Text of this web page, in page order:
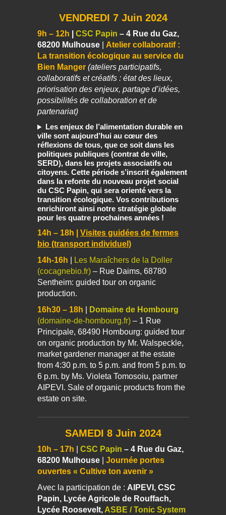
VENDREDI 7 Juin 2024
9h – 12h CSC Papin – 4 Rue du Gaz,
68200 Mulhouse
Atelier collaboratif :
La transition écologique au service du
Bien Manger (ateliers participatifs,
collaboratifs et créatifs : état des lieux,
priorisation des enjeux, partage d’idées,
possibilités de collaboration et de
partenariat)
Les enjeux de l’alimentation durable en
ville sont aujourd’hui au cœur des
réflexions de tous, que ce soit dans les
politiques publiques (contrat de ville,
SERD), dans les projets associatifs ou
citoyens. Cette période s’inscrit également
dans la refonte du nouveau projet social
du CSC Papin, qui sera orienté vers la
transition écologique. Vos contributions
enrichiront ainsi notre stratégie globale
pour les quatre prochaines années !
14h – 18h | Visites guidées de fermes
bio (transport individuel)
14h-16h
Les Maraîchers de la Doller
(cocagnebio.fr) – Rue Daims, 68780
Sentheim: guided tour on organic
production.
16h30 – 18h
Domaine de Hombourg
(domaine-de-hombourg.fr) – 1 Rue
Principale, 68490 Hombourg: guided tour
on organic production by Mr. Walspeckle,
market gardener manager at the estate
from 4:30 p.m. to 5 p.m. and from 5 p.m. to
6 p.m. by Ms. Violeta Tomosoiu, partner
AIPEVI. Sale of organic products from the
estate on site.
SAMEDI 8 Juin 2024
10h – 17h CSC Papin – 4 Rue du Gaz,
68200 Mulhouse
Journée portes
ouvertes « Cultive ton avenir »
Avec la participation de : AIPEVI, CSC
Papin, Lycée Agricole de Rouffach,
Lycée Roosevelt,ASBE / Tonic System